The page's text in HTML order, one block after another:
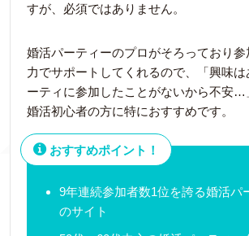
すが、必須ではありません。
婚活パーティーのプロがそろっており
力でサポートしてくれるので、「興味
ーティに参加したことがないから不安…
婚活初心者の方に特におすすめです。
おすすめポイント！
9年連続参加者数1位を誇る婚活パ
のサイト